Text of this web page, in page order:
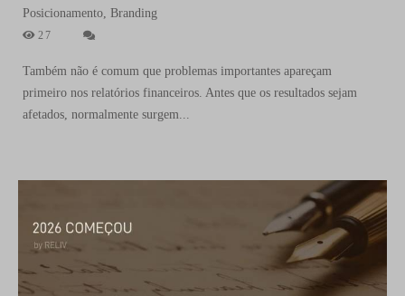
Posicionamento, Branding
27
Também não é comum que problemas importantes apareçam
primeiro nos relatórios financeiros. Antes que os resultados sejam
afetados, normalmente surgem...